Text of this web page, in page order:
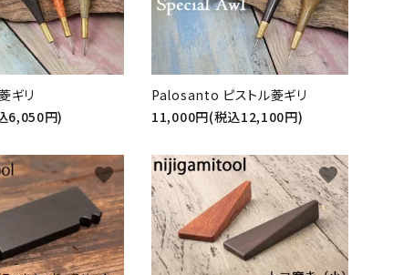
ギリ
6,050円)
Palosanto ピストル菱ギリ
11,000円(税込12,100円)
favorite favorite